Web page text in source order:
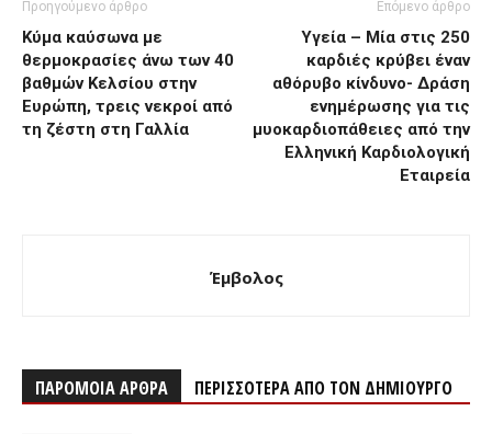
Προηγούμενο άρθρο
Κύμα καύσωνα με
θερμοκρασίες άνω των 40
βαθμών Κελσίου στην
Ευρώπη, τρεις νεκροί από
τη ζέστη στη Γαλλία
Επόμενο άρθρο
Υγεία – Μία στις 250
καρδιές κρύβει έναν
αθόρυβο κίνδυνο- Δράση
ενημέρωσης για τις
μυοκαρδιοπάθειες από την
Ελληνική Καρδιολογική
Εταιρεία
Έμβολος
ΠΑΡΟΜΟΙΑ ΑΡΘΡΑ ΠΕΡΙΣΣΟΤΕΡΑ ΑΠΟ ΤΟΝ ΔΗΜΙΟΥΡΓΟ